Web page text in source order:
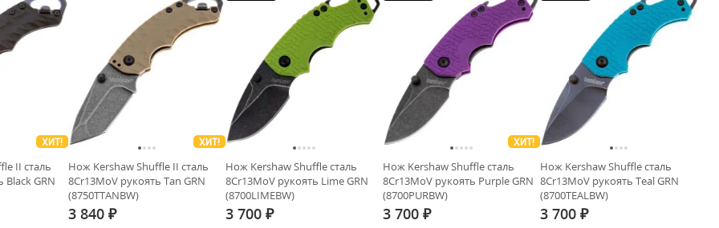
ХИТ!
II cталь
Black GRN
ХИТ!
Нож Kershaw Shuffle II cталь
8Cr13MoV рукоять Tan GRN
(8750TTANBW)
3 840 ₽
Нож Kershaw Shuffle cталь
8Cr13MoV рукоять Lime GRN
(8700LIMEBW)
3 700 ₽
ХИТ!
Нож Kershaw Shuffle cталь
8Cr13MoV рукоять Purple GRN
(8700PURBW)
3 700 ₽
Нож Kershaw Shuffle cталь
8Cr13MoV рукоять Teal GRN
(8700TEALBW)
3 700 ₽